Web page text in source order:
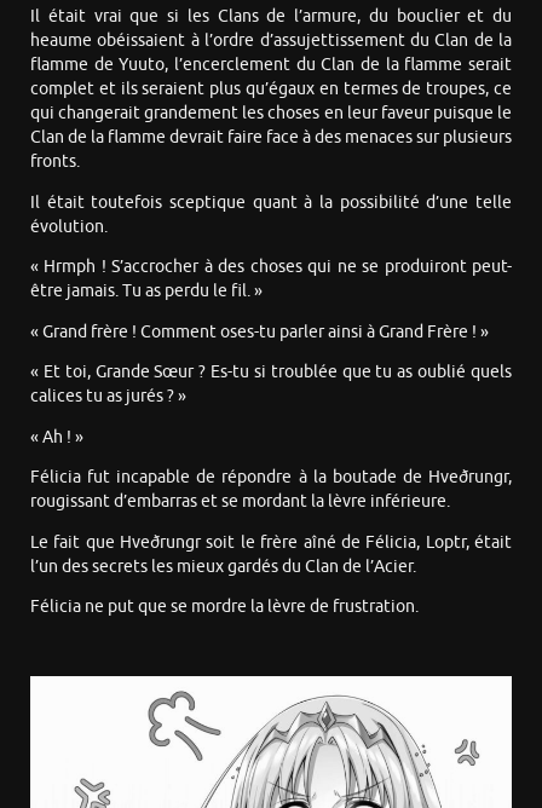
Il était vrai que si les Clans de l’armure, du bouclier et du
heaume obéissaient à l’ordre d’assujettissement du Clan de la
flamme de Yuuto, l’encerclement du Clan de la flamme serait
complet et ils seraient plus qu’égaux en termes de troupes, ce
qui changerait grandement les choses en leur faveur puisque le
Clan de la flamme devrait faire face à des menaces sur plusieurs
fronts.
Il était toutefois sceptique quant à la possibilité d’une telle
évolution.
« Hrmph ! S’accrocher à des choses qui ne se produiront peut-
être jamais. Tu as perdu le fil. »
« Grand frère ! Comment oses-tu parler ainsi à Grand Frère ! »
« Et toi, Grande Sœur ? Es-tu si troublée que tu as oublié quels
calices tu as jurés ? »
« Ah ! »
Félicia fut incapable de répondre à la boutade de Hveðrungr,
rougissant d’embarras et se mordant la lèvre inférieure.
Le fait que Hveðrungr soit le frère aîné de Félicia, Loptr, était
l’un des secrets les mieux gardés du Clan de l’Acier.
Félicia ne put que se mordre la lèvre de frustration.